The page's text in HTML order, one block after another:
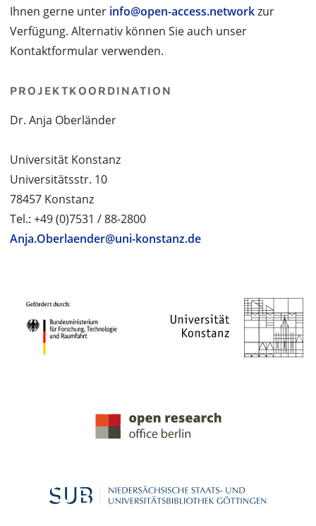
Ihnen gerne unter info@open-access.networkzur
Verfügung. Alternativ können Sie auch unser
Kontaktformular verwenden.
PROJEKTKOORDINATION
Dr. Anja Oberländer
Universität Konstanz
Universitätsstr. 10
78457 Konstanz
Tel.: +49 (0)7531 / 88-2800
Anja.Oberlaender@uni-konstanz.de